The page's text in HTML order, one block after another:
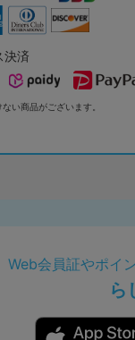
決済
い商品がございます。
Web会員証やポイ
ら